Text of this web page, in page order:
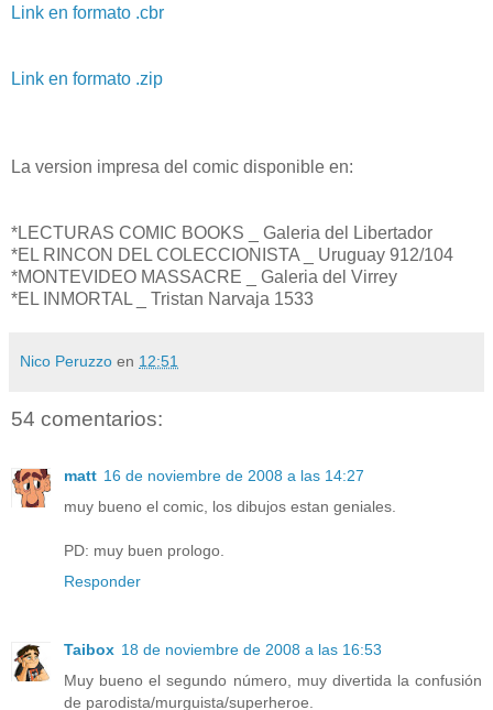
Link en formato .cbr
Link en formato .zip
La version impresa del comic disponible en:
*LECTURAS COMIC BOOKS _ Galeria del Libertador
*EL RINCON DEL COLECCIONISTA _ Uruguay 912/104
*MONTEVIDEO MASSACRE _ Galeria del Virrey
*EL INMORTAL _ Tristan Narvaja 1533
Nico Peruzzo en 12:51
54 comentarios:
matt 16 de noviembre de 2008 a las 14:27
muy bueno el comic, los dibujos estan geniales.
PD: muy buen prologo.
Responder
Taibox 18 de noviembre de 2008 a las 16:53
Muy bueno el segundo número, muy divertida la confusión
de parodista/murguista/superheroe.